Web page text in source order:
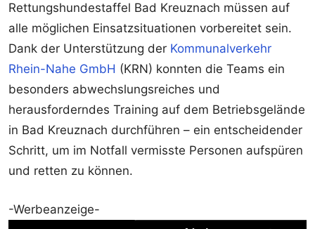
Rettungshundestaffel Bad Kreuznach müssen auf
alle möglichen Einsatzsituationen vorbereitet sein.
Dank der Unterstützung der Kommunalverkehr
Rhein-Nahe GmbH (KRN) konnten die Teams ein
besonders abwechslungsreiches und
herausforderndes Training auf dem Betriebsgelände
in Bad Kreuznach durchführen – ein entscheidender
Schritt, um im Notfall vermisste Personen aufspüren
und retten zu können.
-Werbeanzeige-